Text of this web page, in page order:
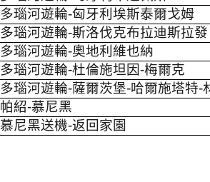
多瑙河遊輪-匈牙利埃斯泰爾戈姆
多瑙河遊輪-斯洛伐克布拉迪斯拉發
多瑙河遊輪-奧地利維也納
多瑙河遊輪-杜倫施坦因-梅爾克
多瑙河遊輪-薩爾茨堡-哈爾施塔特-
帕紹-慕尼黑
慕尼黑送機-返回家園